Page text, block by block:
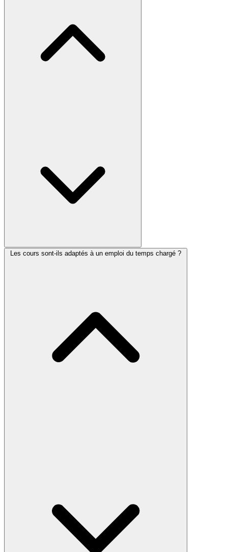
Les cours sont-ils adaptés à un emploi du temps chargé ?